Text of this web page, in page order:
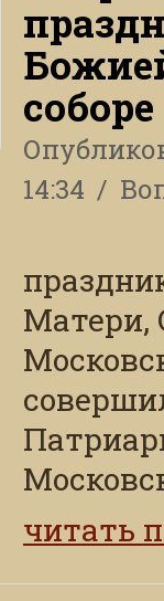
14:34
Матери,
читать